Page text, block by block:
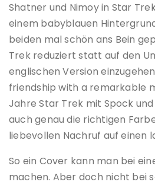
Shatner und Nimoy in Star
einem babyblauen
beiden mal schön ans Bein
Trek reduziert statt auf den
englischen Version
friendship with a remarkable
Jahre Star Trek mit Spock
auch genau die richtigen
liebevollen Nachruf auf einen
So ein Cover kann man bei
machen. Aber doch nicht bei